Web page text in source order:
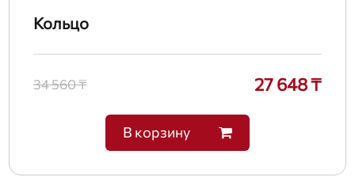
Кольцо
34 560 ₸ 27 648 ₸
В корзину